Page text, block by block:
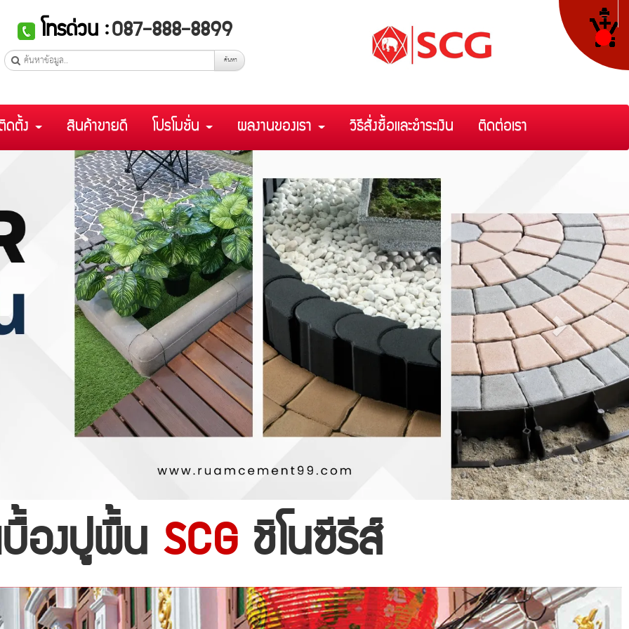
ดตั้ง สินค้าขายดี โปรโมชั่น ผลงานของเรา วิธีสั่งซื้อและชำระเงิน ติดต่อเรา
โทรด่วน : 087-888-8899
ค้นหา
บื้องปูพื้น SCGชิโนซีรีส์